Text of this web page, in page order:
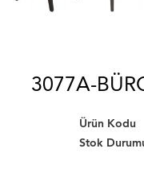
3077A-
Ürün Kodu
Stok